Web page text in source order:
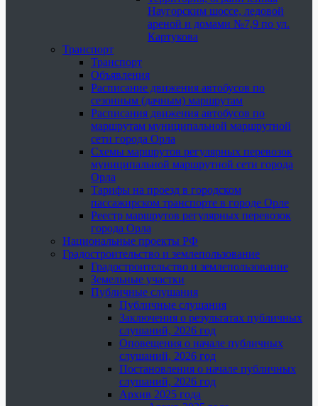
Наугорским шоссе, ледовой
ареной и домами №7,9 по ул.
Картукова
Транспорт
Транспорт
Объявления
Расписание движения автобусов по
сезонным (дачным) маршрутам
Расписания движения автобусов по
маршрутам муниципальной маршрутной
сети города Орла
Схемы маршрутов регулярных перевозок
муниципальной маршрутной сети города
Орла
Тарифы на проезд в городском
пассажирском транспорте в городе Орле
Реестр маршрутов регулярных перевозок
города Орла
Национальные проекты РФ
Градостроительство и землепользование
Градостроительство и землепользование
Земельные участки
Публичные слушания
Публичные слушания
Заключения о результатах публичных
слушаний, 2026 год
Оповещения о начале публичных
слушаний, 2026 год
Постановления о начале публичных
слушаний, 2026 год
Архив 2025 года